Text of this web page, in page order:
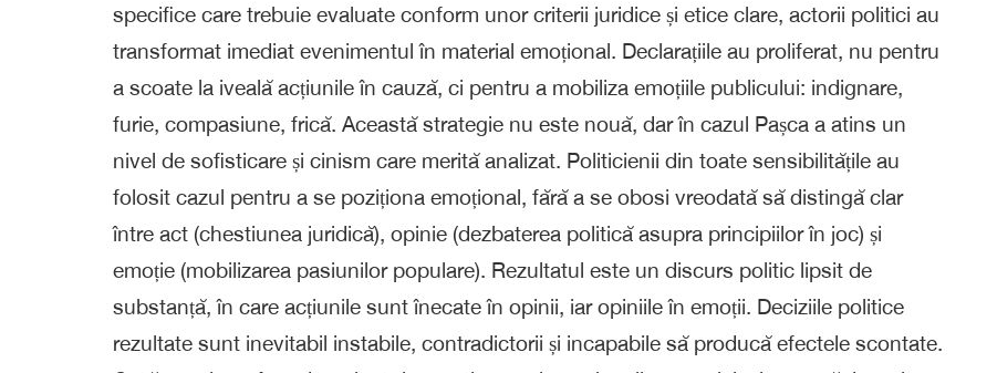
specifice care trebuie evaluate conform unor criterii juridice și etice clare, actorii politici au
transformat imediat evenimentul în material emoțional. Declarațiile au proliferat, nu pentru
a scoate la iveală acțiunile în cauză, ci pentru a mobiliza emoțiile publicului: indignare,
furie, compasiune, frică. Această strategie nu este nouă, dar în cazul Pașca a atins un
nivel de sofisticare și cinism care merită analizat. Politicienii din toate sensibilitățile au
folosit cazul pentru a se poziționa emoțional, fără a se obosi vreodată să distingă clar
între act (chestiunea juridică), opinie (dezbaterea politică asupra principiilor în joc) și
emoție (mobilizarea pasiunilor populare). Rezultatul este un discurs politic lipsit de
substanță, în care acțiunile sunt înecate în opinii, iar opiniile în emoții. Deciziile politice
rezultate sunt inevitabil instabile, contradictorii și incapabile să producă efectele scontate.